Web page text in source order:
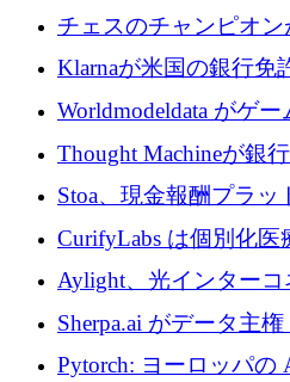
1 つをどのように解決
チェスのチャンピオ
材料スタートアップ
Klarnaが米国の銀行免
Worldmodeldata がゲ
ニングに変えるため
Thought Machineが銀
調達、年間収益1億ド
Stoa、現金報酬プラッ
ルを確保
CurifyLabs は個別化医
ユーロを寄付
Aylight、光インター
けて450万ユーロのプ
Sherpa.ai がデータ主
に 1,800 万ドルを調達
Pytorch: ヨーロッパの